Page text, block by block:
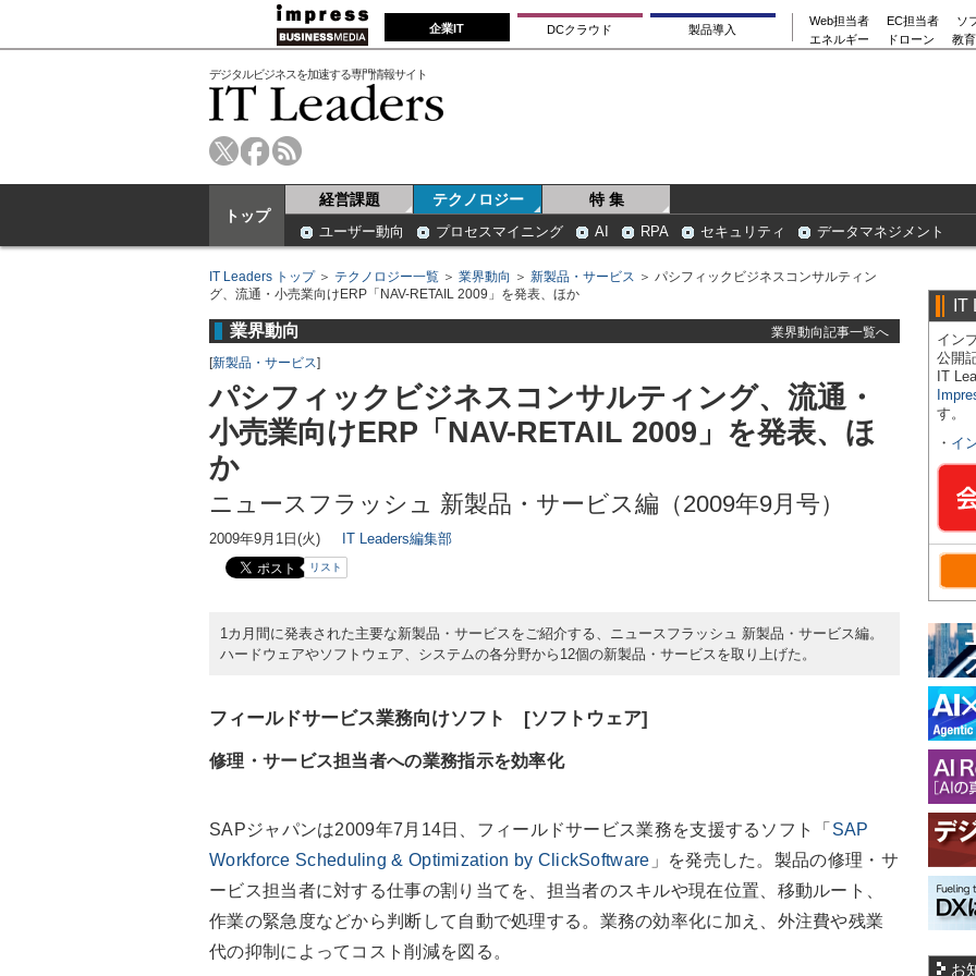
企業IT DCクラウド 製品導入
Web担当者 EC担当者
ソ
エネルギー
ドローン 教
デジタルビジネスを加速する専門情報サイト
トップ
経営課題 テクノロジー 特 集
ユーザー動向 プロセスマイニング AI RPA セキュリティ データマネジメント
IT Leaders トップ＞ テクノロジー一覧 ＞ 業界動向 ＞ 新製品・サービス ＞ パシフィックビジネスコンサルティン
グ、流通・小売業向けERP「NAV-RETAIL 2009」を発表、ほか
業界動向
業界動向記事一覧へ
[新製品・サービス]
パシフィックビジネスコンサルティング、流通・
小売業向けERP「NAV-RETAIL 2009」を発表、ほ
か
ニュースフラッシュ 新製品・サービス編（2009年9月号）
2009年9月1日(火) IT Leaders編集部
リスト
1カ月間に発表された主要な新製品・サービスをご紹介する、ニュースフラッシュ 新製品・サービス編。
ハードウェアやソフトウェア、システムの各分野から12個の新製品・サービスを取り上げた。
フィールドサービス業務向けソフト [ソフトウェア]
修理・サービス担当者への業務指示を効率化
SAPジャパンは2009年7月14日、フィールドサービス業務を支援するソフト「 SAP
Workforce Scheduling & Optimization by ClickSoftware 」を発売した。製品の修理・サ
ービス担当者に対する仕事の割り当てを、担当者のスキルや現在位置、移動ルート、
作業の緊急度などから判断して自動で処理する。業務の効率化に加え、外注費や残業
代の抑制によってコスト削減を図る。
IT
イン
公開
IT
す。
・ イ
お